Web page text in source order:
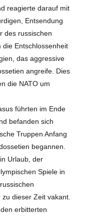
reagierte darauf mit
Entsendung
des russischen
Entschlossenheit
das aggressive
angreife. Dies
die NATO um
führten im Ende
befanden sich
Truppen Anfang
begannen.
Urlaub, der
Spiele in
dieser Zeit vakant.
erbitterten